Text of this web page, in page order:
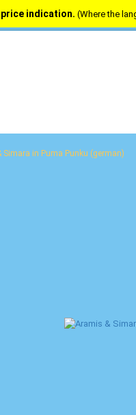
indication. (Where the
Simara in Puma Punku (german)